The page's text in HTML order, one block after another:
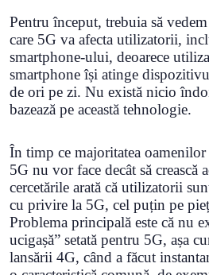
Pentru început, trebuia să
care 5G va afecta utilizatorii,
smartphone-ului, deoarece
smartphone își atinge
de ori pe zi. Nu există nicio
bazează pe această tehnologie.
În timp ce majoritatea oamenilor
5G nu vor face decât să crească
cercetările arată că utilizatorii
cu privire la 5G, cel puțin pe
Problema principală este că nu
ucigașă” setată pentru 5G, așa
lansării 4G, când a făcut